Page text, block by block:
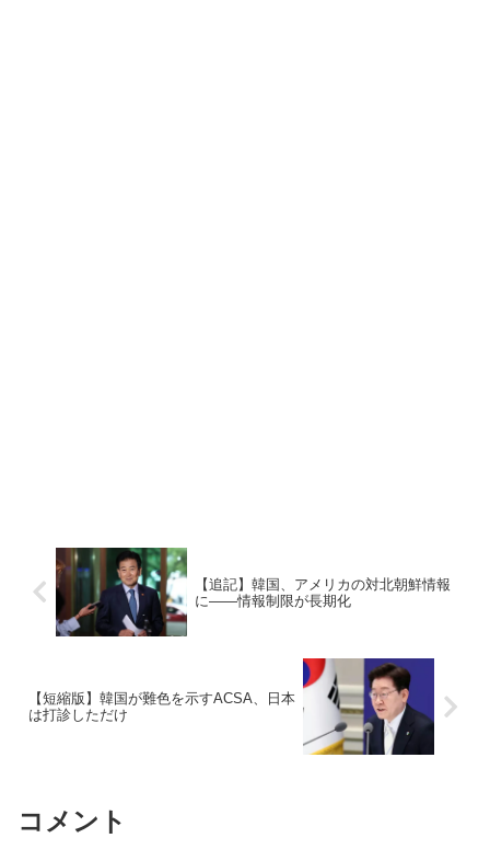
【追記】韓国、アメリカの対北朝鮮情報
に――情報制限が長期化
【短縮版】韓国が難色を示すACSA、日本
は打診しただけ
コメント